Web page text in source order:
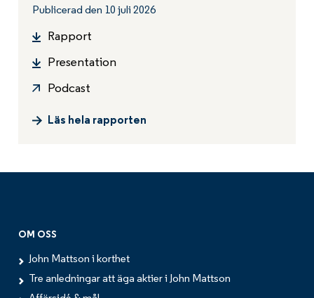
Publicerad den 10 juli 2026
Rapport
Presentation
Podcast
Läs hela rapporten
OM OSS
John Mattson i korthet
Tre anledningar att äga aktier i John Mattson